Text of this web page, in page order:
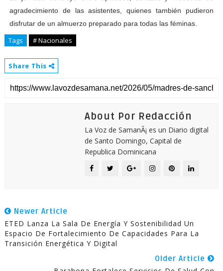
agradecimiento de las asistentes, quienes también pudieron
disfrutar de un almuerzo preparado para todas las féminas.
Tags # Nacionales
Share This
About Por Redacción
La Voz de SamanÃ¡ es un Diario digital
de Santo Domingo, Capital de
Republica Dominicana
Newer Article
ETED Lanza La Sala De Energía Y Sostenibilidad Un
Espacio De Fortalecimiento De Capacidades Para La
Transición Energética Y Digital
Older Article